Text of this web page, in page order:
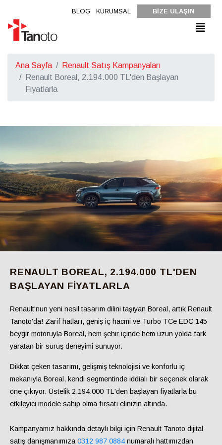
BLOG KURUMSAL BİZE ULAŞIN
Ana Sayfa
Renault Satış Kampanyaları
Renault Boreal, 2.194.000 TL'den Başlayan
Fiyatlarla
RENAULT BOREAL, 2.194.000 TL'DEN
BAŞLAYAN FIYATLARLA
Renault'nun yeni nesil tasarım dilini taşıyan Boreal, artık Renault
Tanoto'da! Zarif hatları, geniş iç hacmi ve Turbo TCe EDC 145
beygir motoruyla Boreal, hem şehir içinde hem uzun yolda fark
yaratan bir sürüş deneyimi sunuyor.
Dikkat çeken tasarımı, gelişmiş teknolojisi ve konforlu iç
mekanıyla Boreal, kendi segmentinde iddialı bir seçenek olarak
öne çıkıyor. Üstelik 2.194.000 TL'den başlayan fiyatlarla bu
etkileyici modele sahip olma fırsatı elinizin altında.
Kampanyamız hakkında detaylı bilgi için Renault Tanoto dijital
satış danışmanımıza 0312 987 0884 numaralı hattımızdan